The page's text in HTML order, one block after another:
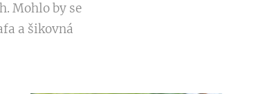
Mohlo by se
a šikovná